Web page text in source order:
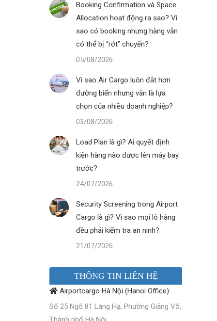
Booking Confirmation và Space
Allocation hoạt động ra sao? Vì
sao có booking nhưng hàng vẫn
có thể bị “rớt” chuyến?
05/08/2026
Vì sao Air Cargo luôn đắt hơn
đường biển nhưng vẫn là lựa
chọn của nhiều doanh nghiệp?
03/08/2026
Load Plan là gì? Ai quyết định
kiện hàng nào được lên máy bay
trước?
24/07/2026
Security Screening trong Airport
Cargo là gì? Vì sao mọi lô hàng
đều phải kiểm tra an ninh?
21/07/2026
THÔNG TIN LIÊN HỆ
Airportcargo Hà Nội (Hanoi Office):
Số 25 Ngõ 81 Láng Hạ, Phường Giảng Võ,